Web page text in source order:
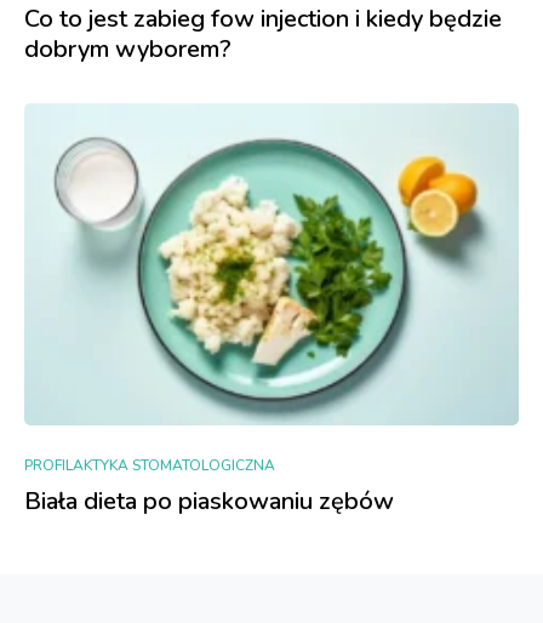
Co to jest zabieg fow injection i kiedy będzie
dobrym wyborem?
PROFILAKTYKA STOMATOLOGICZNA
Biała dieta po piaskowaniu zębów